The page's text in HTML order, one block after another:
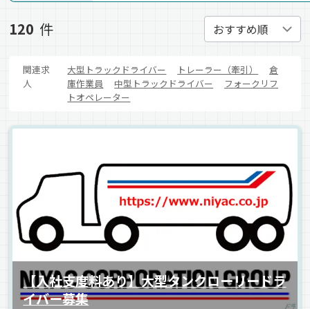
120 件
関連求
人
大型トラックドライバー トレーラー（牽引）
倉
庫作業員
中型トラックドライバー
フォークリフ
トオペレーター
【入社支度料あり】大型タンクローリードラ
イバー募集